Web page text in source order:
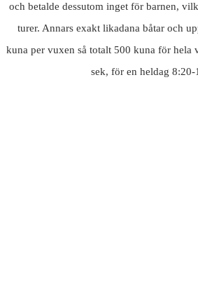
och betalde dessutom inget för barnen,
turer. Annars exakt likadana båtar och
kuna per vuxen så totalt 500 kuna för hela
sek, för en heldag 8:20-